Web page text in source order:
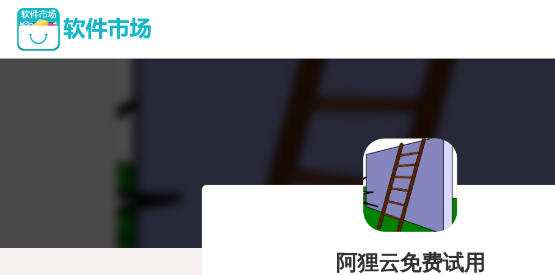
阿狸云免费试用